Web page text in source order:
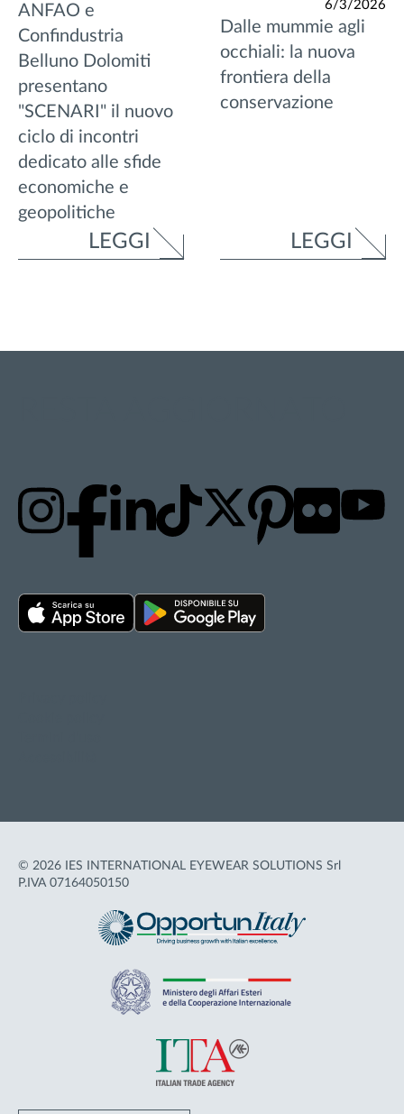
ANFAO e
Confindustria
Belluno Dolomiti
presentano
"SCENARI" il nuovo
ciclo di incontri
dedicato alle sfide
economiche e
geopolitiche
LEGGI
6/3/2026
Dalle mummie agli
occhiali: la nuova
frontiera della
conservazione
LEGGI
© 2026 IES INTERNATIONAL EYEWEAR SOLUTIONS Srl
P.IVA 07164050150